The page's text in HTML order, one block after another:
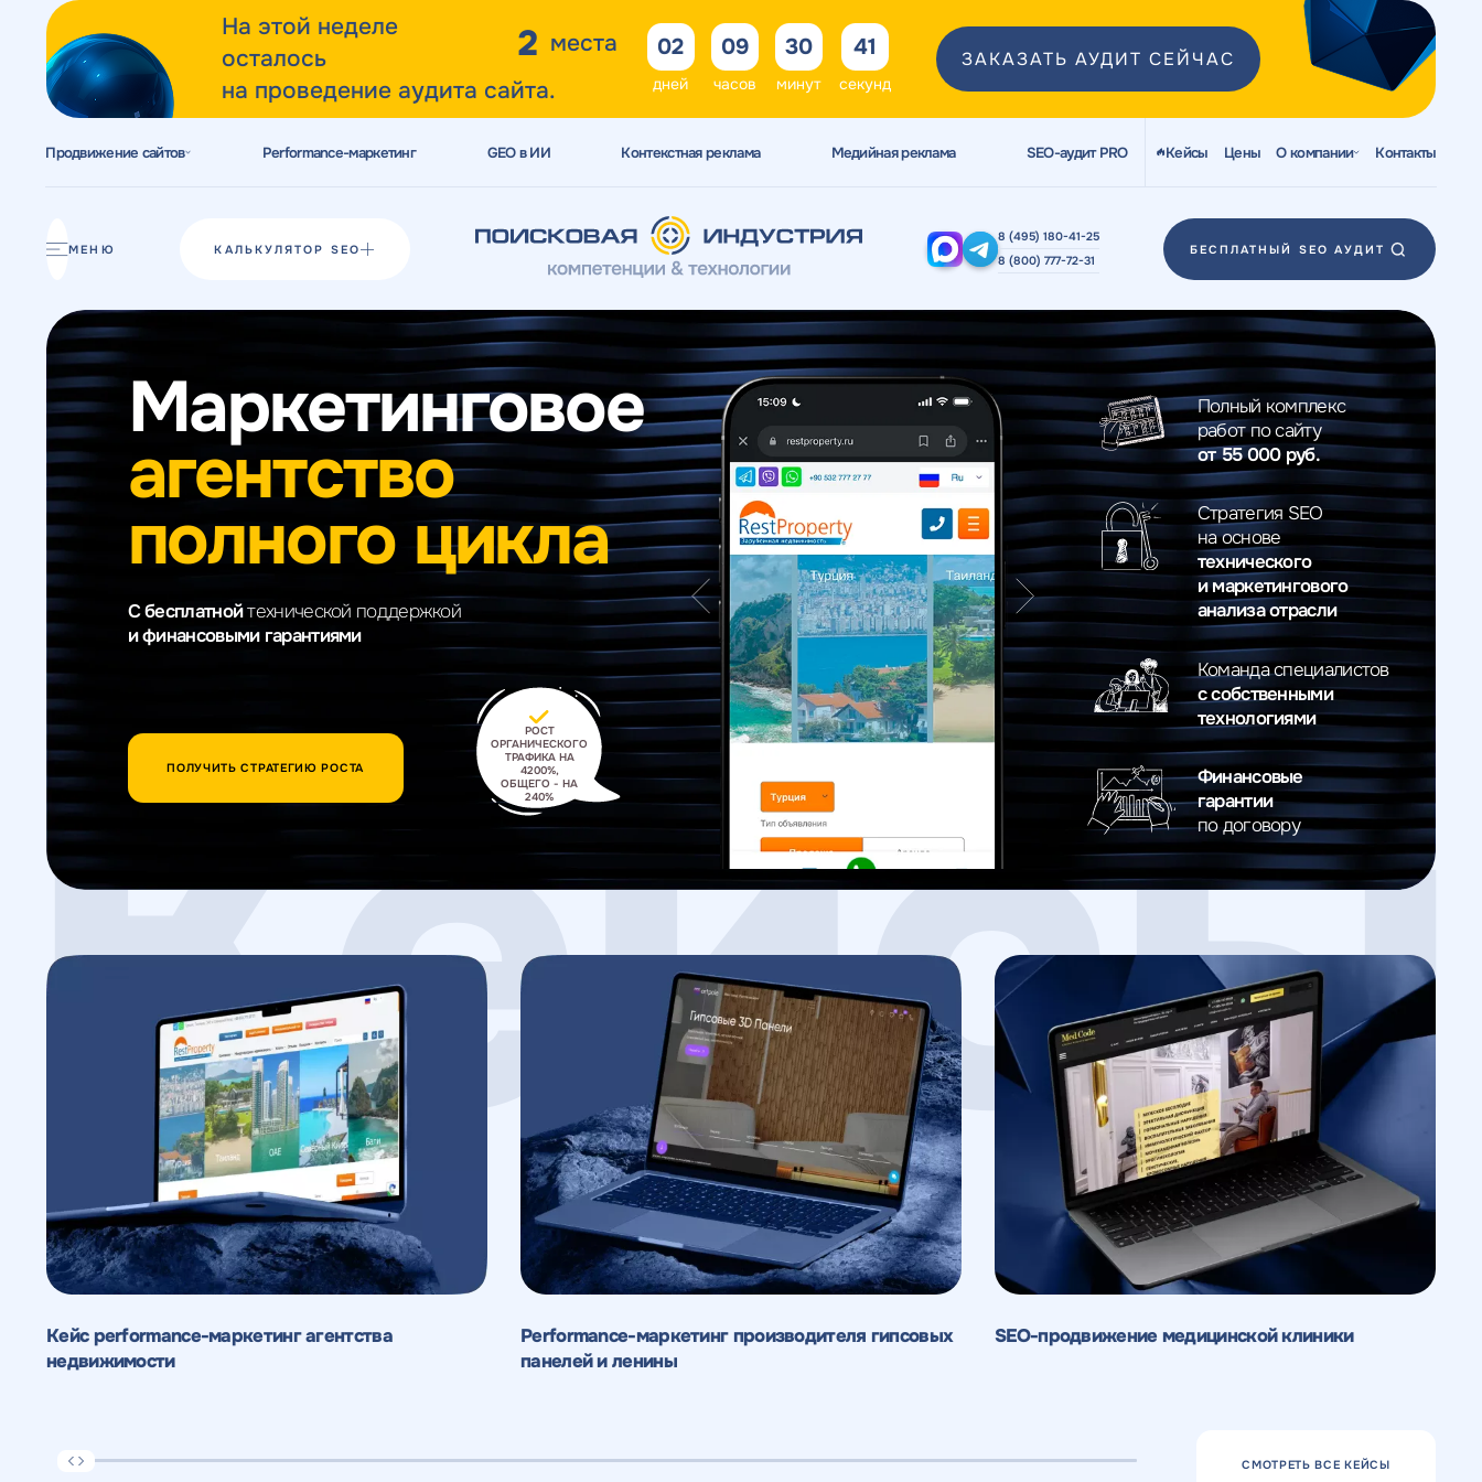
На этой неделе
осталось
2 места
на проведение аудита сайта.
02
дней
09
часов
30
минут
40
секунд
ЗАКАЗАТЬ АУДИТ СЕЙЧАС
Продвижение сайтов Performance-маркетинг GEO в ИИ Контекстная реклама Медийная реклама SEO-аудит PRO Кейсы Цены О компании Контакты
МЕНЮ КАЛЬКУЛЯТОР SEO
8 (495) 180-41-25
8 (800) 777-72-31
БЕСПЛАТНЫЙ SEO АУДИТ
Разработка прототипов
Разработка контента
Реклама у блогеров
Маркетинговое
агентство
полного цикла
С бесплатнойтехнической поддержкой
и финансовыми гарантиями
ПОЛУЧИТЬ СТРАТЕГИЮ РОСТА
РОСТ
ОРГАНИЧЕСКОГО
ТРАФИКА НА
4200%,
ОБЩЕГО - НА
240%
Полный комплекс
работ по сайту
от 55 000 руб.
Стратегия SEO
на основе
технического
и маркетингового
анализа отрасли
Команда специалистов
c собственными
технологиями
Финансовые
гарантии
по договору
Кейсы
Кейс performance-маркетинг агентства
недвижимости
Performance-маркетинг производителя гипсовых
панелей и ленины
SEO-продвижение медицинской клиники
СМОТРЕТЬ ВСЕ КЕЙСЫ